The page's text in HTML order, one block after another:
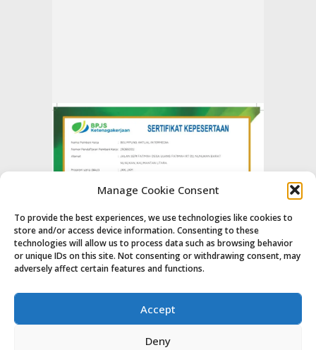
Manage Cookie Consent
To provide the best experiences, we use technologies like cookies to
store and/or access device information. Consenting to these
technologies will allow us to process data such as browsing behavior
or unique IDs on this site. Not consenting or withdrawing consent, may
adversely affect certain features and functions.
Accept
Deny